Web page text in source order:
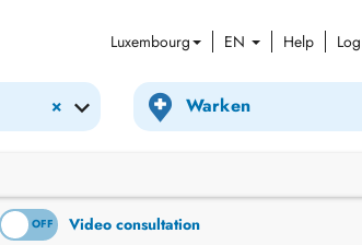
Luxembourg EN Help
×
OFF Video consultation